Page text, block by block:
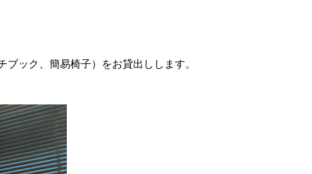
ック、簡易椅子）をお貸出しします。